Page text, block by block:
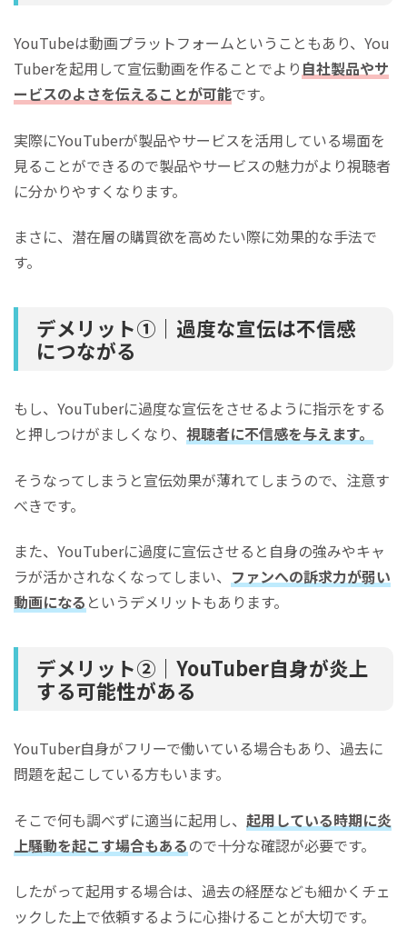
YouTubeは動画プラットフォームということもあり、You
Tuberを起用して宣伝動画を作ることでより 自社製品やサ
ービスのよさを伝えることが可能です。
実際にYouTuberが製品やサービスを活用している場面を
見ることができるので製品やサービスの魅力がより視聴者
に分かりやすくなります。
まさに、潜在層の購買欲を高めたい際に効果的な手法で
す。
デメリット①｜過度な宣伝は不信感
につながる
もし、YouTuberに過度な宣伝をさせるように指示をする
と押しつけがましくなり、 視聴者に不信感を与えます。
そうなってしまうと宣伝効果が薄れてしまうので、注意す
べきです。
また、YouTuberに過度に宣伝させると自身の強みやキャ
ラが活かされなくなってしまい、 ファンへの訴求力が弱い
動画になる というデメリットもあります。
デメリット②｜YouTuber自身が炎上
する可能性がある
YouTuber自身がフリーで働いている場合もあり、過去に
問題を起こしている方もいます。
そこで何も調べずに適当に起用し、 起用している時期に炎
上騒動を起こす場合もあるので十分な確認が必要です。
したがって起用する場合は、過去の経歴なども細かくチェ
ックした上で依頼するように心掛けることが大切です。